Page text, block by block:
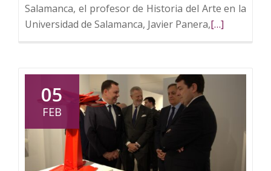
Salamanca, el profesor de Historia del Arte en la
Universidad de Salamanca, Javier Panera,Leer
imparte
este
miércoles
la
[…]
05
FEB